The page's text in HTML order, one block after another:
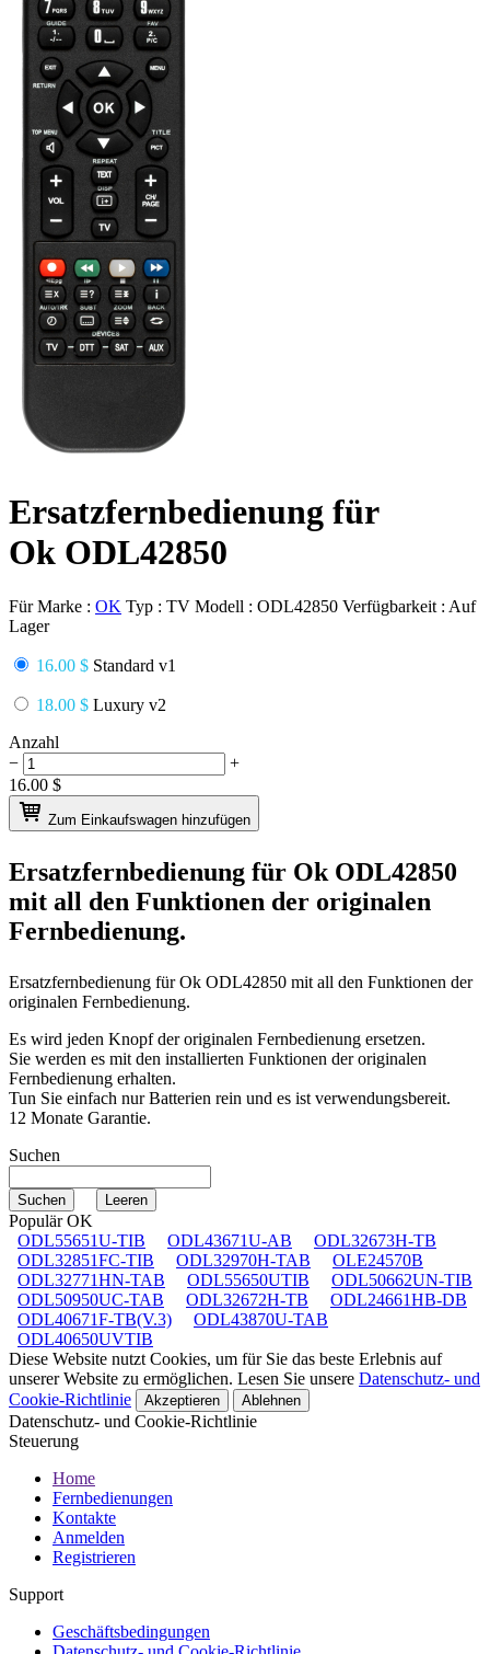
Ersatzfernbedienung für
Ok ODL42850
Für Marke : OK Typ : TV Modell : ODL42850 Verfügbarkeit : Auf
Lager
16.00 $ Standard v1
18.00 $ Luxury v2
Anzahl
−
+
16.00 $
Zum Einkaufswagen hinzufügen
Ersatzfernbedienung für Ok ODL42850
mit all den Funktionen der originalen
Fernbedienung.
Ersatzfernbedienung fürOk ODL42850 mit all den Funktionen der
originalen Fernbedienung.
Es wird jeden Knopf der originalen Fernbedienung ersetzen.
Sie werden es mit den installierten Funktionen der originalen
Fernbedienung erhalten.
Tun Sie einfach nur Batterien rein und es ist verwendungsbereit.
12 Monate Garantie.
Suchen
Populär OK
ODL55651U-TIB
ODL43671U-AB
ODL32673H-TB
ODL32851FC-TIB
ODL32970H-TAB
OLE24570B
ODL32771HN-TAB
ODL55650UTIB
ODL50662UN-TIB
ODL50950UC-TAB
ODL32672H-TB
ODL24661HB-DB
ODL40671F-TB(V.3)
ODL43870U-TAB
ODL40650UVTIB
Diese Website nutzt Cookies, um für Sie das beste Erlebnis auf
unserer Website zu ermöglichen. Lesen Sie unsere Datenschutz- und
Cookie-Richtlinie
Akzeptieren Ablehnen
Datenschutz- und Cookie-Richtlinie
Steuerung
Home
Fernbedienungen
Kontakte
Anmelden
Registrieren
Support
Geschäftsbedingungen